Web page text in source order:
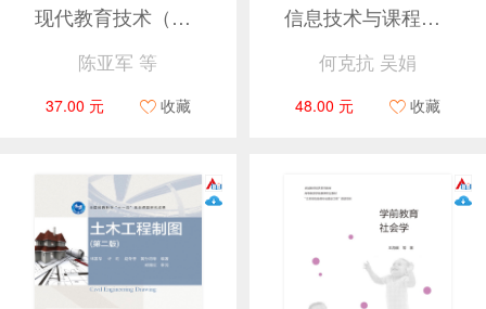
现代教育技术（第2版）
陈亚军 等
37.00 元 收藏
信息技术与课程整合（第2版）——信息技术与课程深度融合的理论与实践
何克抗 吴娟
48.00 元 收藏